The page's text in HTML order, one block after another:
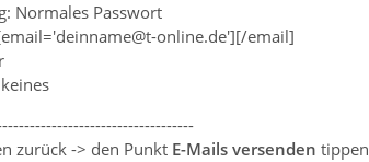
Normales Passwort
online.de'][/email]
zurück -> den Punkt E-Mails versenden